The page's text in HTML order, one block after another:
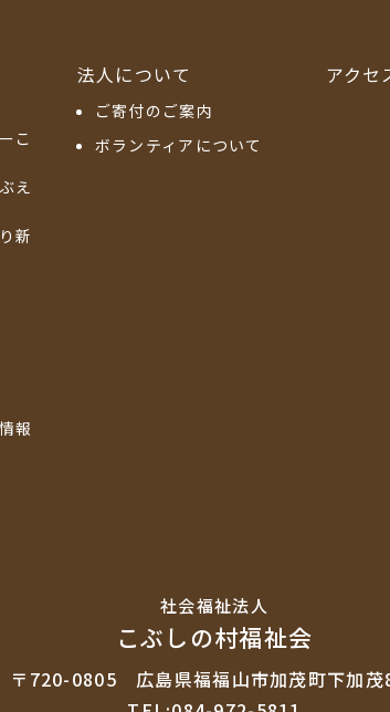
こ
え
新
報
法人について
ご寄付のご案内
ボランティアについて
アクセ
社会福祉法⼈
こぶしの村福祉会
〒720-0805 広島県福福山市加茂町下加茂